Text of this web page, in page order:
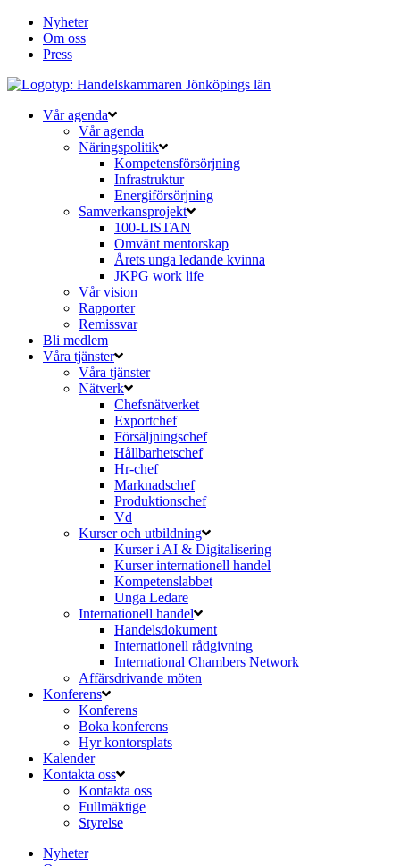
Nyheter
Om oss
Press
Vår agenda
Vår agenda
Näringspolitik
Kompetensförsörjning
Infrastruktur
Energiförsörjning
Samverkansprojekt
100-LISTAN
Omvänt mentorskap
Årets unga ledande kvinna
JKPG work life
Vår vision
Rapporter
Remissvar
Bli medlem
Våra tjänster
Våra tjänster
Nätverk
Chefsnätverket
Exportchef
Försäljningschef
Hållbarhetschef
Hr-chef
Marknadschef
Produktionschef
Vd
Kurser och utbildning
Kurser i AI & Digitalisering
Kurser internationell handel
Kompetenslabbet
Unga Ledare
Internationell handel
Handelsdokument
Internationell rådgivning
International Chambers Network
Affärsdrivande möten
Konferens
Konferens
Boka konferens
Hyr kontorsplats
Kalender
Kontakta oss
Kontakta oss
Fullmäktige
Styrelse
Nyheter